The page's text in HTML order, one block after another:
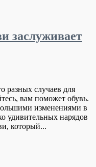
заслуживает
разных случаев для
вам поможет обувь.
изменениями в
удивительных нарядов
который...